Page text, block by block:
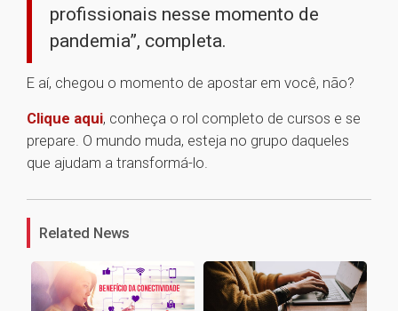
profissionais nesse momento de
pandemia”, completa.
E aí, chegou o momento de apostar em você, não?
Clique aqui, conheça o rol completo de cursos e se
prepare. O mundo muda, esteja no grupo daqueles
que ajudam a transformá-lo.
1
Related News